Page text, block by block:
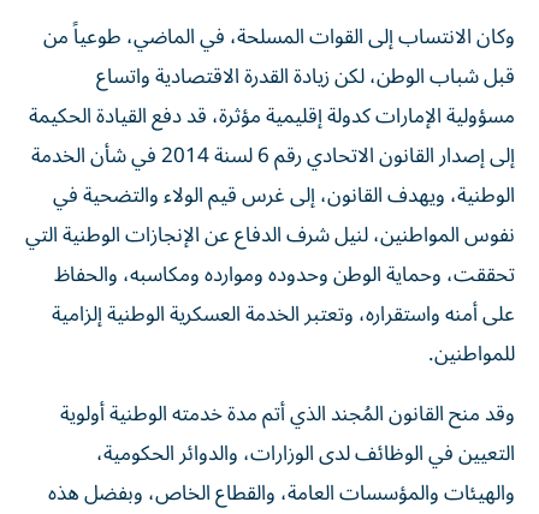
وكان الانتساب إلى القوات المسلحة، في الماضي، طوعياً من
قبل شباب الوطن، لكن زيادة القدرة الاقتصادية واتساع
مسؤولية الإمارات كدولة إقليمية مؤثرة، قد دفع القيادة الحكيمة
إلى إصدار القانون الاتحادي رقم 6 لسنة 2014 في شأن الخدمة
الوطنية، ويهدف القانون، إلى غرس قيم الولاء والتضحية في
نفوس المواطنين، لنيل شرف الدفاع عن الإنجازات الوطنية التي
تحققت، وحماية الوطن وحدوده وموارده ومكاسبه، والحفاظ
على أمنه واستقراره، وتعتبر الخدمة العسكرية الوطنية إلزامية
للمواطنين.
وقد منح القانون المُجند الذي أتم مدة خدمته الوطنية أولوية
التعيين في الوظائف لدى الوزارات، والدوائر الحكومية،
والهيئات والمؤسسات العامة، والقطاع الخاص، وبفضل هذه